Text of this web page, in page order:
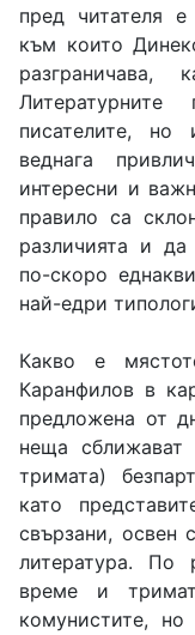
пред читателя
към които
писателите, но
веднага
интересни и
правило са
различията и
по-скоро
най-едри
Какво е
Каранфилов в
предложена от
неща
тримата)
като
свързани, освен
литература. По
време и
комунистите,